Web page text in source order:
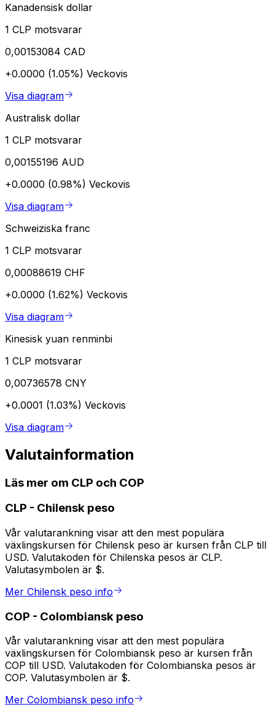
Kanadensisk dollar
1 CLP motsvarar
0,00153084 CAD
+0.0000 (1.05%) Veckovis
Visa diagram
Australisk dollar
1 CLP motsvarar
0,00155196 AUD
+0.0000 (0.98%) Veckovis
Visa diagram
Schweiziska franc
1 CLP motsvarar
0,00088619 CHF
+0.0000 (1.62%) Veckovis
Visa diagram
Kinesisk yuan renminbi
1 CLP motsvarar
0,00736578 CNY
+0.0001 (1.03%) Veckovis
Visa diagram
Valutainformation
Läs mer om CLP och COP
CLP - Chilensk peso
Vår valutarankning visar att den mest populära
växlingskursen för Chilensk peso är kursen från CLP till
USD. Valutakoden för Chilenska pesos är CLP.
Valutasymbolen är $.
Mer Chilensk peso info
COP - Colombiansk peso
Vår valutarankning visar att den mest populära
växlingskursen för Colombiansk peso är kursen från
COP till USD. Valutakoden för Colombianska pesos är
COP. Valutasymbolen är $.
Mer Colombiansk peso info